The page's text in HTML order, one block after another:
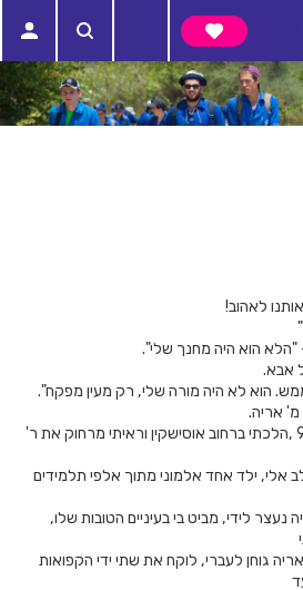
לאהוב!
"הלא הוא היה מחנך שלי".
אבא.
הוא לא היה מורה שלי, רק מעין מפקח".
אריה.
ביום חורף אחד, הייתי ילד בן 9 ,הלכתי ברחוב אוסישקין וראיתי מרחוק את ר'
אלי, ילד אחד אלמוני מתוך אלפי תלמידים
נעצר לידי, מביט בי בעיניים הטובות שלו,
גוחן לעברי, לוקח את שתי ידי הקפואות